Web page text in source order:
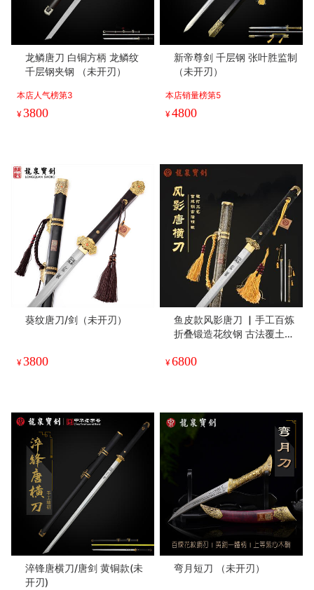
龙鳞唐刀 白铜方柄 龙鳞纹
千层钢夹钢 （未开刃）
本店人气榜第3
¥3800
新帝尊剑 千层钢 张叶胜监制
（未开刃）
本店销量榜第5
¥4800
葵纹唐刀/剑（未开刃）
¥3800
鱼皮款风影唐刀 ▏手工百炼
折叠锻造花纹钢 古法覆土烧
皮包鞘 纯铜手雕装具（未开
¥6800
淬锋唐横刀/唐剑 黄铜款(未
开刃)
弯月短刀 （未开刃）